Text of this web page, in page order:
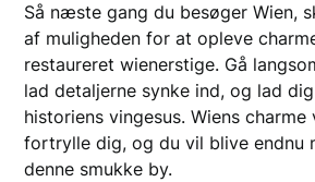
Så næste gang du besøger Wien,
af muligheden for at opleve
restaureret wienerstige. Gå
lad detaljerne synke ind, og lad
historiens vingesus. Wiens
fortrylle dig, og du vil blive endnu
denne smukke by.